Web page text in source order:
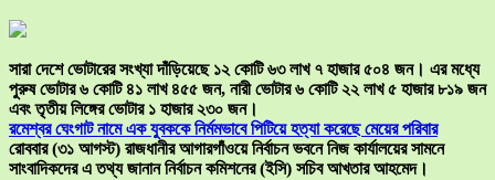
সারা দেশে ভোটারের সংখ্যা দাঁড়িয়েছে ১২ কোটি ৬৩ লাখ ৭ হাজার ৫০৪ জন। এর মধ্যে
পুরুষ ভোটার ৬ কোটি ৪১ লাখ ৪৫৫ জন, নারী ভোটার ৬ কোটি ২২ লাখ ৫ হাজার ৮১৯ জন
এবং তৃতীয় লিঙ্গের ভোটার ১ হাজার ২৩০ জন।
রমেশ্বর ঘেংগাট নামে এক যুবককে নির্মমভাবে পিটিয়ে হত্যা করেছে মেয়ের পরিবার
রোববার (৩১ আগস্ট) রাজধানীর আগারগাঁওয়ে নির্বাচন ভবনে নিজ কার্যালয়ের সামনে
সাংবাদিকদের এ তথ্য জানান নির্বাচন কমিশনের (ইসি) সচিব আখতার আহমেদ।